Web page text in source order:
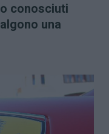
conosciuti
una